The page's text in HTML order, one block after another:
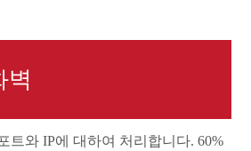
벽
트와 IP에 대하여 처리합니다. 60%